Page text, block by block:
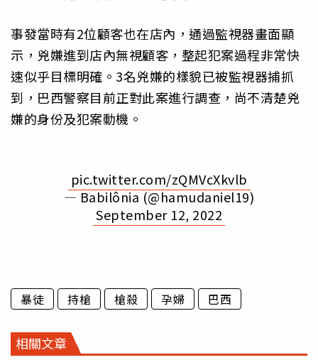
事發當時有2位顧客也在店內，通過監視器畫面顯
示，兇嫌進到店內無視顧客，整起犯案過程非常快
速似乎目標明確。3名兇嫌的樣貌已被監視器捕抓
到，巴西警察目前正對此案進行調查，尚不清楚兇
嫌的身份及犯案動機。
pic.twitter.com/zQMVcXkvlb
— Babilônia (@hamudaniel19)
September 12, 2022
暴徒 持槍 槍殺 孕婦 巴西
相關文章